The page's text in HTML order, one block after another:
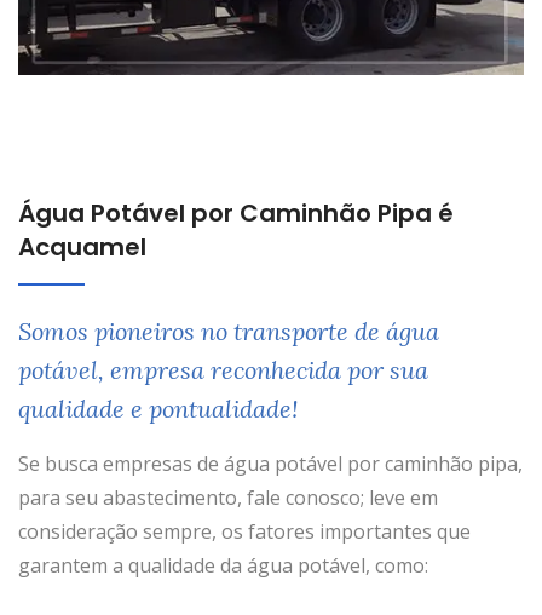
Água Potável por Caminhão Pipa é
Acquamel
Somos pioneiros no transporte de água
potável, empresa reconhecida por sua
qualidade e pontualidade!
Se busca empresas de água potável por caminhão pipa,
para seu abastecimento, fale conosco; leve em
consideração sempre, os fatores importantes que
garantem a qualidade da água potável, como: